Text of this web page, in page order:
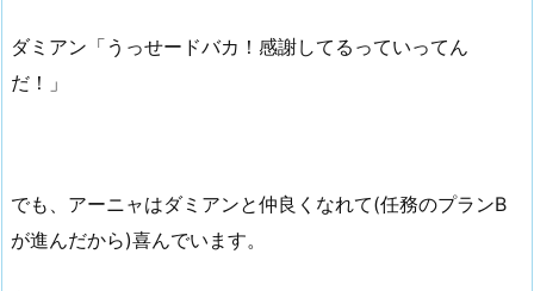
ダミアン「うっせードバカ！感謝してるっていってん
だ！」
でも、アーニャはダミアンと仲良くなれて(任務のプランB
が進んだから)喜んでいます。